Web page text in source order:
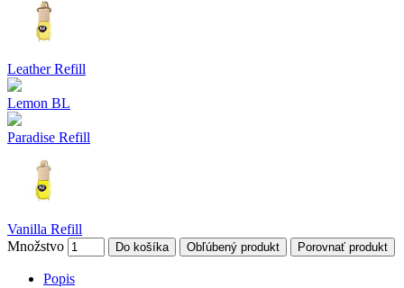
Leather Refill
Lemon BL
Paradise Refill
Vanilla Refill
Množstvo
Do košíka Obľúbený produkt Porovnať produkt
Popis